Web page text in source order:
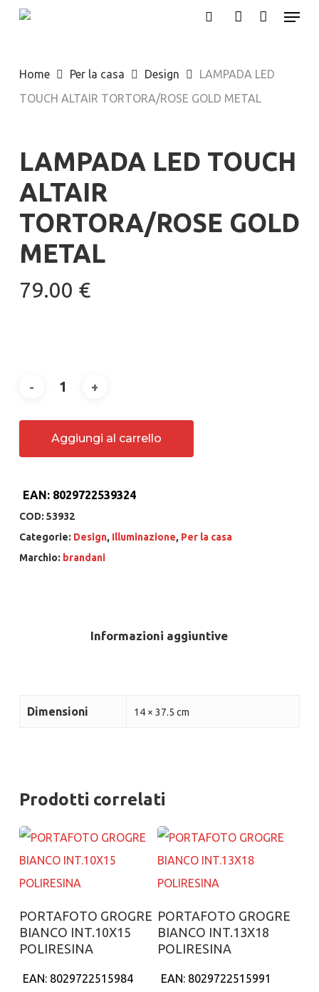
Skip
content
Menu
Home Per la casa Design
LAMPADA LED
TOUCH ALTAIR TORTORA/ROSE GOLD METAL
LAMPADA LED TOUCH
ALTAIR
TORTORA/ROSE GOLD
METAL
79.00 €
Aggiungi al carrello
EAN: 8029722539324
COD: 53932
Categorie: Design, Illuminazione, Per la casa
Marchio: brandani
Informazioni aggiuntive
Dimensioni 14 × 37.5 cm
Prodotti correlati
Aggiungi al carrello
PORTAFOTO GROGRE
BIANCO INT.10X15
POLIRESINA
EAN: 8029722515984
Aggiungi al carrello
PORTAFOTO GROGRE
BIANCO INT.13X18
POLIRESINA
EAN: 8029722515991